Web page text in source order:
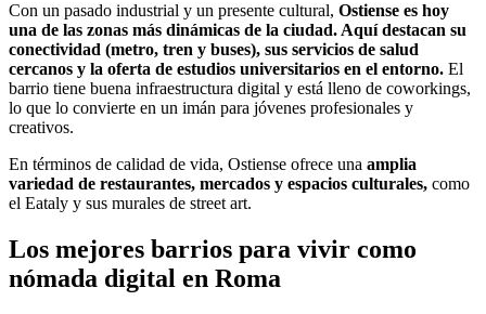
Con un pasado industrial y un presente cultural, Ostiense es hoy
una de las zonas más dinámicas de la ciudad. Aquí destacan su
conectividad (metro, tren y buses), sus servicios de salud
cercanos y la oferta de estudios universitarios en el entorno. El
barrio tiene buena infraestructura digital y está lleno de coworkings,
lo que lo convierte en un imán para jóvenes profesionales y
creativos.
En términos de calidad de vida, Ostiense ofrece una amplia
variedad de restaurantes, mercados y espacios culturales, como
el Eataly y sus murales de street art.
Los mejores barrios para vivir como
nómada digital en Roma